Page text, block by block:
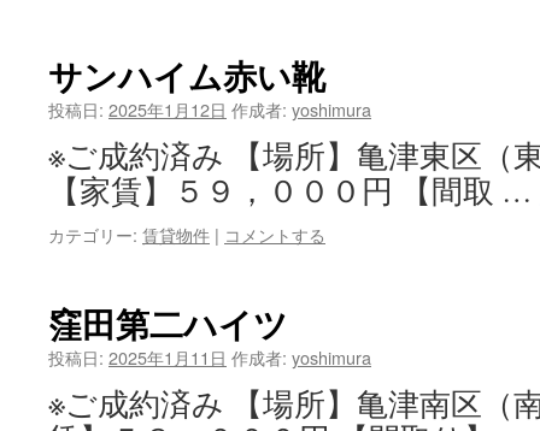
サンハイム赤い靴
投稿日: 2025年1月12日 作成者: yoshimura
※ご成約済み 【場所】亀津東区（
【家賃】５９，０００円 【間取 …
カテゴリー: 賃貸物件 | コメントする
窪田第二ハイツ
投稿日: 2025年1月11日 作成者: yoshimura
※ご成約済み 【場所】亀津南区（